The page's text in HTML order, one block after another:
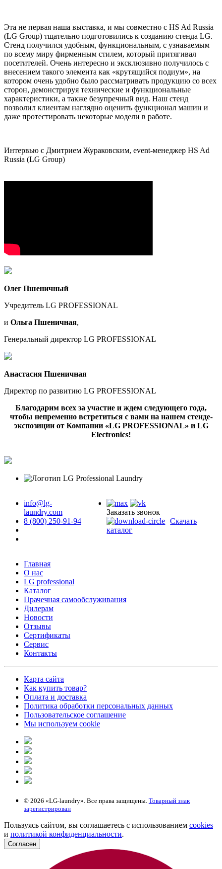
Эта не первая наша выставка, и мы совместно с HS Ad Russia
(LG Group) тщательно подготовились к созданию стенда LG.
Стенд получился удобным, функциональным, с узнаваемым
по всему миру фирменным стилем, который притягивал
посетителей. Очень интересно и эксклюзивно получилось с
внесением такого элемента как «крутящийся подиум», на
котором очень удобно было рассматривать продукцию со всех
сторон, демонстрируя технические и функциональные
характеристики, а также безупречный вид. Наш стенд
позволил клиентам наглядно оценить функционал машин и
даже протестировать некоторые модели в работе.
Интервью с Дмитрием Жураковским, event-менеджер HS Ad
Russia (LG Group)
Олег Пшеничный
Учредитель LG PROFESSIONAL
и Ольга Пшеничная,
Генеральный директор LG PROFESSIONAL
Анастасия Пшеничная
Директор по развитию LG PROFESSIONAL
Благодарим всех за участие и ждем следующего года,
чтобы непременно встретиться с вами на нашем стенде-
экспозиции от Компании «LG PROFESSIONAL» и LG
Electronics!
info@lg-
laundry.com
8 (800) 250-91-94
Заказать звонок
Скачать
каталог
Главная
О нас
LG professional
Каталог
Прачечная самообслуживания
Дилерам
Новости
Отзывы
Сертификаты
Сервис
Контакты
Карта сайта
Как купить товар?
Оплата и доставка
Политика обработки персональных данных
Пользовательское соглашение
Мы используем cookie
© 2026 «LG-laundry». Все права защищены. Товарный знак
зарегистрирован
Пользуясь сайтом, вы соглашаетесь с использованием cookies
и политикой конфиденциальности.
Согласен